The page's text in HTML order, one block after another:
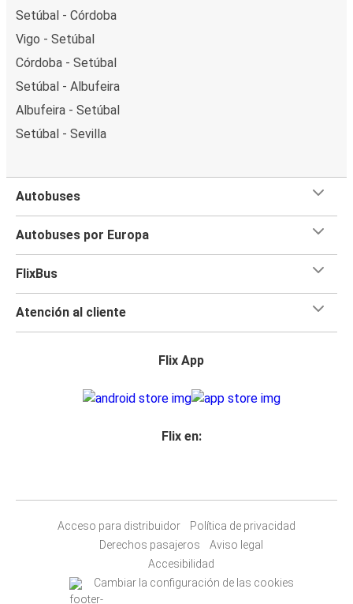
Setúbal - Córdoba
Vigo - Setúbal
Córdoba - Setúbal
Setúbal - Albufeira
Albufeira - Setúbal
Setúbal - Sevilla
Autobuses
Autobuses por Europa
FlixBus
Atención al cliente
Flix App
Flix en:
Acceso para distribuidor
Política de privacidad
Derechos pasajeros
Aviso legal
Accesibilidad
Cambiar la configuración de las cookies